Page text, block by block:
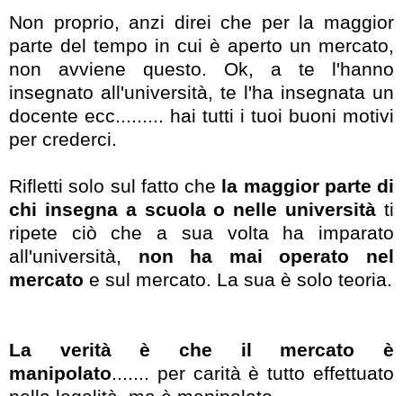
Non proprio, anzi direi che per la maggior
parte del tempo in cui è aperto un mercato,
non avviene questo. Ok, a te l'hanno
insegnato all'università, te l'ha insegnata un
docente ecc......... hai tutti i tuoi buoni motivi
per crederci.
Rifletti solo sul fatto che la maggior parte di
chi insegna a scuola o nelle università ti
ripete ciò che a sua volta ha imparato
all'università, non ha mai operato nel
mercato e sul mercato. La sua è solo teoria.
La verità è che il mercato è
manipolato....... per carità è tutto effettuato